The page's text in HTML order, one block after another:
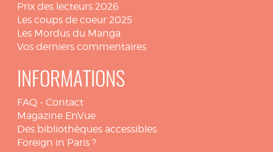
Prix des lecteurs 2026
Les coups de coeur 2025
Les Mordus du Manga
Vos derniers commentaires
INFORMATIONS
FAQ - Contact
Magazine EnVue
Des bibliothèques accessibles
Foreign in Paris ?